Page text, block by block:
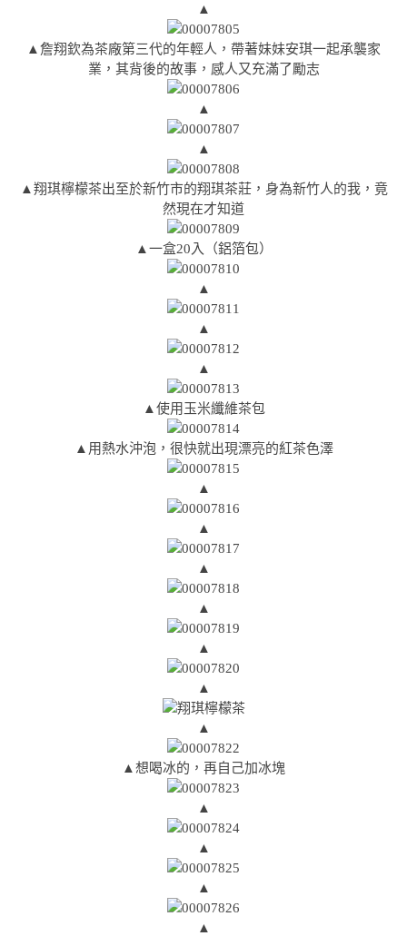
▲
▲詹翔欽為茶廠第三代的年輕人，帶著妹妹安琪一起承襲家
業，其背後的故事，感人又充滿了勵志
▲
▲
▲翔琪檸檬茶出至於新竹市的翔琪茶莊，身為新竹人的我，竟
然現在才知道
▲一盒20入（鋁箔包）
▲
▲
▲
▲使用玉米纖維茶包
▲用熱水沖泡，很快就出現漂亮的紅茶色澤
▲
▲
▲
▲
▲
▲
▲
▲想喝冰的，再自己加冰塊
▲
▲
▲
▲